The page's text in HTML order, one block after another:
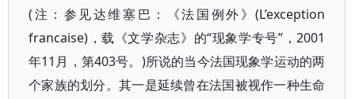
(注：参见达维塞巴：《法国例外》(L’exception
francaise)，载《文学杂志》的“现象学专号”，2001
年11月，第403号。)所说的当今法国现象学运动的两
个家族的划分。其一是延续曾在法国被视作一种生命